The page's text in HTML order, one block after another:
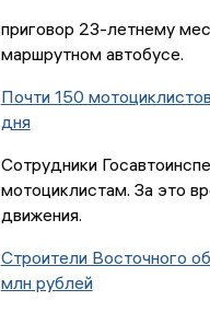
приговор 23-летнему
маршрутном автобусе.
Почти 150
дня
Сотрудники
мотоциклистам. За это
движения.
Строители Восточного
млн рублей